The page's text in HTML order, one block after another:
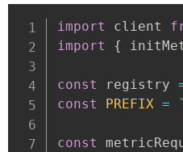
import client
import
{
const registry
const
PREFIX = `
const